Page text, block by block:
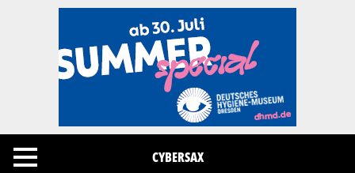
CYBERSAX
Cookies management panel